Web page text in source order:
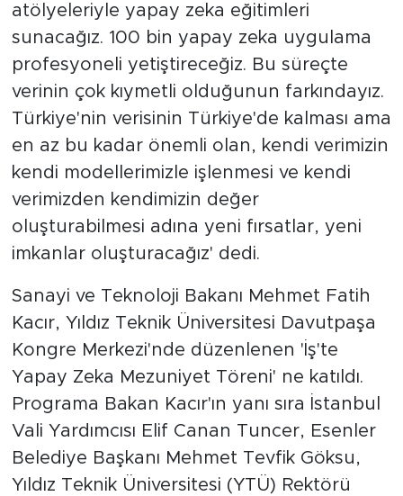
atölyeleriyle yapay zeka eğitimleri
sunacağız. 100 bin yapay zeka uygulama
profesyoneli yetiştireceğiz. Bu süreçte
verinin çok kıymetli olduğunun farkındayız.
Türkiye'nin verisinin Türkiye'de kalması ama
en az bu kadar önemli olan, kendi verimizin
kendi modellerimizle işlenmesi ve kendi
verimizden kendimizin değer
oluşturabilmesi adına yeni fırsatlar, yeni
imkanlar oluşturacağız' dedi.
Sanayi ve Teknoloji Bakanı Mehmet Fatih
Kacır, Yıldız Teknik Üniversitesi Davutpaşa
Kongre Merkezi'nde düzenlenen 'İş'te
Yapay Zeka Mezuniyet Töreni' ne katıldı.
Programa Bakan Kacır'ın yanı sıra İstanbul
Vali Yardımcısı Elif Canan Tuncer, Esenler
Belediye Başkanı Mehmet Tevfik Göksu,
Yıldız Teknik Üniversitesi (YTÜ) Rektörü